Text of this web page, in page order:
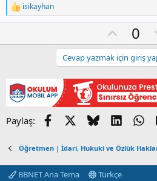
T
e
:
isikayhan
O
y
l
a
0
Cevap yazmak için giriş
Paylaş: Facebook Bluesky
Öğretmen | İdari, Hukuki ve Özlük
BBNET Ana Tema Türkçe